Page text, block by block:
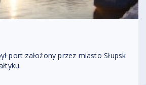
port założony przez miasto Słupsk